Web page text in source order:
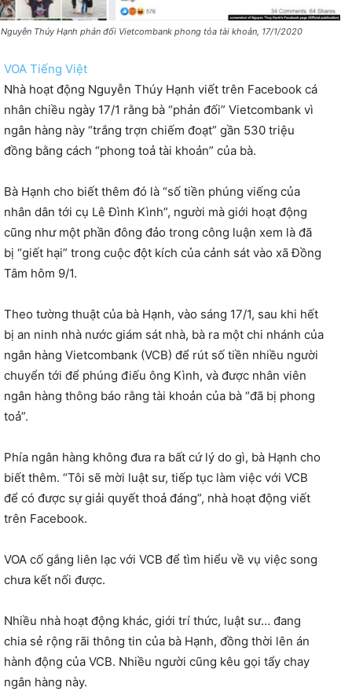
Nguyễn Thúy Hạnh phản đối Vietcombank phong tỏa tài khoản, 17/1/2020
VOA Tiếng Việt
Nhà hoạt động Nguyễn Thúy Hạnh viết trên Facebook cá
nhân chiều ngày 17/1 rằng bà “phản đối” Vietcombank vì
ngân hàng này “trắng trợn chiếm đoạt” gần 530 triệu
đồng bằng cách “phong toả tài khoản” của bà.
Bà Hạnh cho biết thêm đó là “số tiền phúng viếng của
nhân dân tới cụ Lê Đình Kình”, người mà giới hoạt động
cũng như một phần đông đảo trong công luận xem là đã
bị “giết hại” trong cuộc đột kích của cảnh sát vào xã Đồng
Tâm hôm 9/1.
Theo tường thuật của bà Hạnh, vào sáng 17/1, sau khi hết
bị an ninh nhà nước giám sát nhà, bà ra một chi nhánh của
ngân hàng Vietcombank (VCB) để rút số tiền nhiều người
chuyển tới để phúng điếu ông Kình, và được nhân viên
ngân hàng thông báo rằng tài khoản của bà “đã bị phong
toả”.
Phía ngân hàng không đưa ra bất cứ lý do gì, bà Hạnh cho
biết thêm. “Tôi sẽ mời luật sư, tiếp tục làm việc với VCB
để có được sự giải quyết thoả đáng”, nhà hoạt động viết
trên Facebook.
VOA cố gắng liên lạc với VCB để tìm hiểu về vụ việc song
chưa kết nối được.
Nhiều nhà hoạt động khác, giới trí thức, luật sư… đang
chia sẻ rộng rãi thông tin của bà Hạnh, đồng thời lên án
hành động của VCB. Nhiều người cũng kêu gọi tẩy chay
ngân hàng này.